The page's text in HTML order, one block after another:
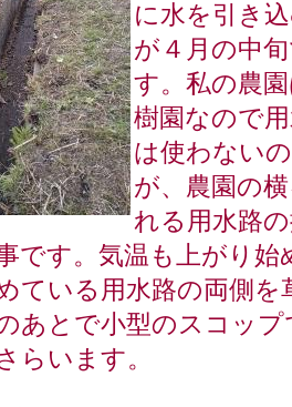
に水を引き
が４月の中
す。私の農
樹園なので
は使わない
が、農園の
れる用水路
です。気温も上がり始
ている用水路の両側を
あとで小型のスコップ
らいます。